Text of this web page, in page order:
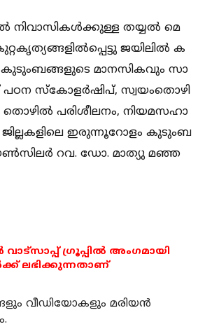
നി​​​വാ​​​സി​​​ക​​​ൾ​​​ക്കു​​​ള്ള ത​​​യ്യ​​​ൽ മെ​​​
ജ​​​യി​​​ലി​​​ൽ ക​​​
മാ​​​ന​​​സി​​​ക​​​വും സാ​​​
സ്കോ​​​ള​​​ർ​​​ഷി​​​പ്, സ്വ​​​യം​​​തൊ​​​ഴി​​​
പ​​​രി​​​ശീ​​​ല​​​നം, നി​​​യ​​​മ​​​സ​​​ഹാ​​​
ഇ​​​രു​​​ന്നൂ​​​റോ​​​ളം കു​​​ടും​​​ബ​​​
റ​​​വ.​ ഡോ.​ ​​മാ​​​ത്യു മ​​​ഞ്ഞ​​​
വാട്സാപ്പ് ഗ്രൂപ്പിൽ അംഗമായി
ലഭിക്കുന്നതാണ്
വീഡിയോകളും മരിയന്‍